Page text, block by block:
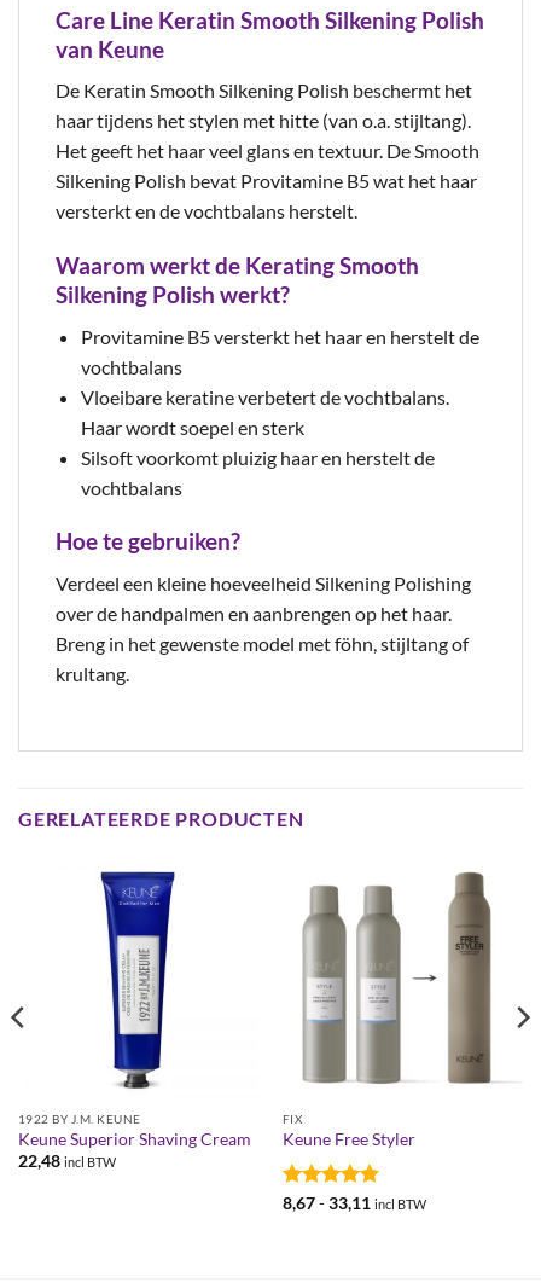
Care Line Keratin Smooth Silkening Polish
van Keune
De Keratin Smooth Silkening Polish beschermt het
haar tijdens het stylen met hitte (van o.a. stijltang).
Het geeft het haar veel glans en textuur. De Smooth
Silkening Polish bevat Provitamine B5 wat het haar
versterkt en de vochtbalans herstelt.
Waarom werkt de Kerating Smooth
Silkening Polish werkt?
Provitamine B5 versterkt het haar en herstelt de
vochtbalans
Vloeibare keratine verbetert de vochtbalans.
Haar wordt soepel en sterk
Silsoft voorkomt pluizig haar en herstelt de
vochtbalans
Hoe te gebruiken?
Verdeel een kleine hoeveelheid Silkening Polishing
over de handpalmen en aanbrengen op het haar.
Breng in het gewenste model met föhn, stijltang of
krultang.
GERELATEERDE PRODUCTEN
1922 BY J.M. KEUNE
Keune Superior Shaving Cream
22,48 incl BTW
FIX
Keune Free Styler
Gewaardeerd
8,67 - 33,11Prijsklasse:
incl BTW